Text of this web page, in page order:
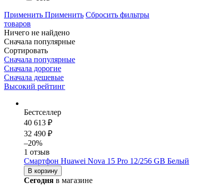
Применить Применить Сбросить фильтры
товаров
Ничего не найдено
Сначала популярные
Сортировать
Сначала популярные
Сначала дорогие
Сначала дешевые
Высокий рейтинг
Бестселлер
40 613 ₽
32 490 ₽
–20%
1 отзыв
Смартфон Huawei Nova 15 Pro 12/256 GB Белый
В корзину
Сегодня в магазине